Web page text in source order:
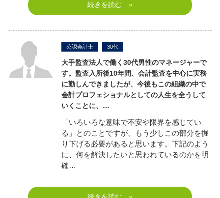
続きを読む »
公認会計士 30代
大手監査法人で働く30代男性のマネージャーで
す。 監査入所後10年間、会計監査を中心に実務
に勤しんできましたが、今後もこの組織の中で
会計プロフェショナルとしての人生を全うして
いくことに、…
「いろいろな意味で不安や限界を感じてい
る」とのことですが、もう少しこの部分を掘
り下げる必要があると思います。下記のよう
に、何を解決したいと思われているのかを明
確…